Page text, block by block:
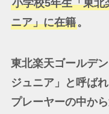
小学校5年生「東北
ニア」に在籍。
東北楽天ゴールデ
ジュニア」と呼ば
プレーヤーの中か